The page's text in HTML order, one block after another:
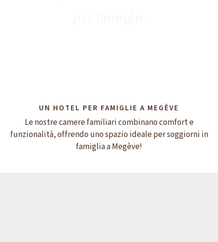
UN HOTEL PER FAMIGLIE A MEGÈVE
Le nostre camere familiari combinano comfort e
funzionalità, offrendo uno spazio ideale per soggiorni in
famiglia a Megève!